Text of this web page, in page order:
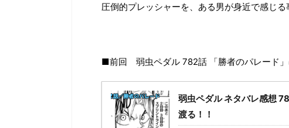
圧倒的プレッシャーを、ある男が身近で感じる
■前回 弱虫ペダル 782話 「勝者のパレード」
弱虫ペダル ネタバレ感想
渡る！！